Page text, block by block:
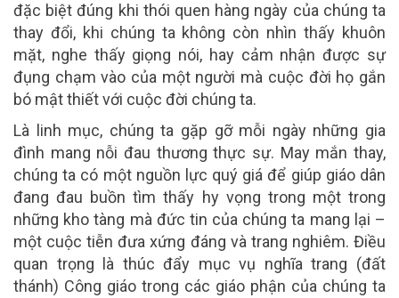
đặc biệt đúng khi thói quen hàng ngày của chúng ta
thay đổi, khi chúng ta không còn nhìn thấy khuôn
mặt, nghe thấy giọng nói, hay cảm nhận được sự
đụng chạm vào của một người mà cuộc đời họ gắn
bó mật thiết với cuộc đời chúng ta.
Là linh mục, chúng ta gặp gỡ mỗi ngày những gia
đình mang nỗi đau thương thực sự. May mắn thay,
chúng ta có một nguồn lực quý giá để giúp giáo dân
đang đau buồn tìm thấy hy vọng trong một trong
những kho tàng mà đức tin của chúng ta mang lại –
một cuộc tiễn đưa xứng đáng và trang nghiêm. Điều
quan trọng là thúc đẩy mục vụ nghĩa trang (đất
thánh) Công giáo trong các giáo phận của chúng ta